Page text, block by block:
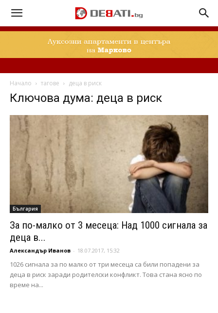
Начало тагове деца в риск
Ключова дума: деца в риск
България
За по-малко от 3 месеца: Над 1000 сигнала за
деца в...
Александър Иванов - 18.07.2017, 15:32
1026 сигнала за по малко от три месеца са били попадени за
деца в риск заради родителски конфликт. Това стана ясно по
време на...